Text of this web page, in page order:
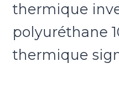
thermique
polyuréthane
thermique